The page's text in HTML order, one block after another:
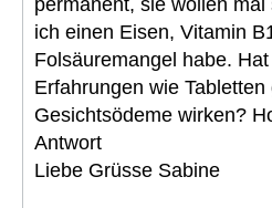
permanent, sie wollen mal
ich einen Eisen, Vitamin
Folsäuremangel habe.
Erfahrungen wie Tabletten
Gesichtsödeme wirken?
Antwort
Liebe Grüsse Sabine